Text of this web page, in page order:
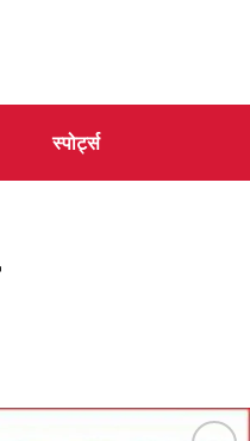
स्पोर्ट्स